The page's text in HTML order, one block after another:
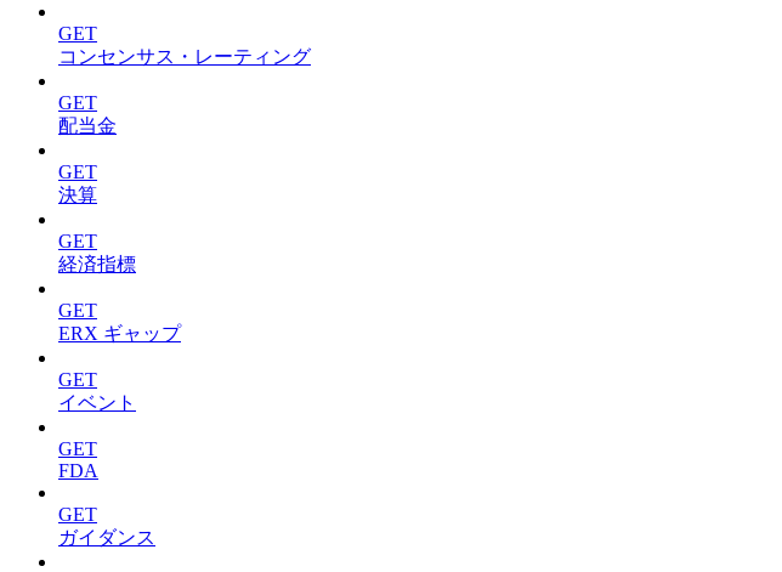
GET
コンセンサス・レーティング
GET
配当金
GET
決算
GET
経済指標
GET
ERX ギャップ
GET
イベント
GET
FDA
GET
ガイダンス